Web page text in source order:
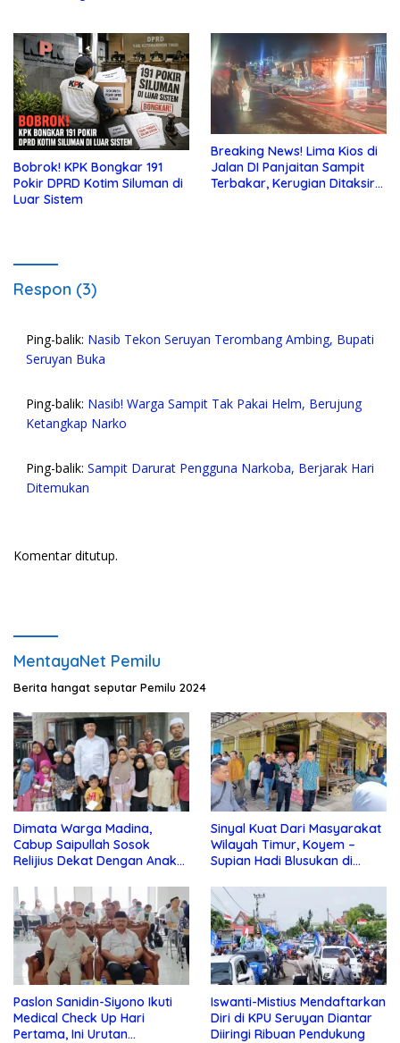
Bobrok! KPK Bongkar 191
Pokir DPRD Kotim Siluman di
Luar Sistem
Breaking News! Lima Kios di
Jalan DI Panjaitan Sampit
Terbakar, Kerugian Ditaksir
Respon (3)
Ping-balik: Nasib Tekon Seruyan Terombang Ambing, Bupati
Seruyan Buka
Ping-balik: Nasib! Warga Sampit Tak Pakai Helm, Berujung
Ketangkap Narko
Ping-balik: Sampit Darurat Pengguna Narkoba, Berjarak Hari
Ditemukan
Komentar ditutup.
MentayaNet Pemilu
Berita hangat seputar Pemilu 2024
Dimata Warga Madina,
Cabup Saipullah Sosok
Relijius Dekat Dengan Anak
Sinyal Kuat Dari Masyarakat
Wilayah Timur, Koyem –
Supian Hadi Blusukan di
Paslon Sanidin-Siyono Ikuti
Medical Check Up Hari
Pertama, Ini Urutan
Iswanti-Mistius Mendaftarkan
Diri di KPU Seruyan Diantar
Diiringi Ribuan Pendukung